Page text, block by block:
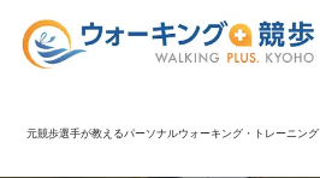
元競歩選手が教えるパーソナルウォーキング・トレーニング